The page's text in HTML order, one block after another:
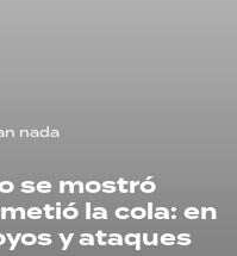
nada
se mostró
la cola: en
y ataques